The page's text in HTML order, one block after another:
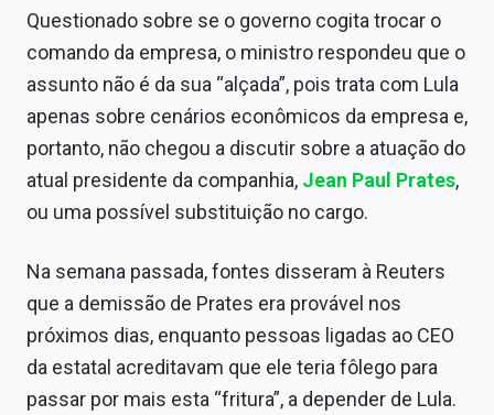
Questionado sobre se o governo cogita trocar o
comando da empresa, o ministro respondeu que o
assunto não é da sua “alçada”, pois trata com Lula
apenas sobre cenários econômicos da empresa e,
portanto, não chegou a discutir sobre a atuação do
atual presidente da companhia, Jean Paul Prates,
ou uma possível substituição no cargo.
Na semana passada, fontes disseram à Reuters
que a demissão de Prates era provável nos
próximos dias, enquanto pessoas ligadas ao CEO
da estatal acreditavam que ele teria fôlego para
passar por mais esta “fritura”, a depender de Lula.